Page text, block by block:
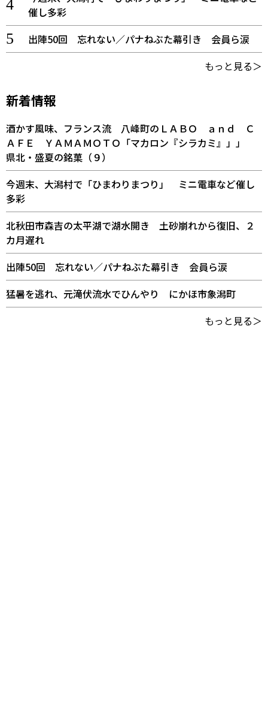
催し多彩
出陣50回 忘れない／パナねぶた幕引き 会員ら涙
もっと見る＞
新着情報
酒かす風味、フランス流 八峰町のＬＡＢＯ ａｎｄ Ｃ
ＡＦＥ ＹＡＭＡＭＯＴＯ「マカロン『シラカミ』」」
県北・盛夏の銘菓（９）
今週末、大潟村で「ひまわりまつり」 ミニ電車など催し
多彩
北秋田市森吉の太平湖で湖水開き 土砂崩れから復旧、２
カ月遅れ
出陣50回 忘れない／パナねぶた幕引き 会員ら涙
猛暑を逃れ、元滝伏流水でひんやり にかほ市象潟町
もっと見る＞